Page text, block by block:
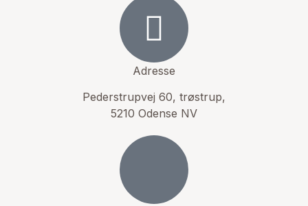
Adresse
Pederstrupvej 60, trøstrup,
5210 Odense NV